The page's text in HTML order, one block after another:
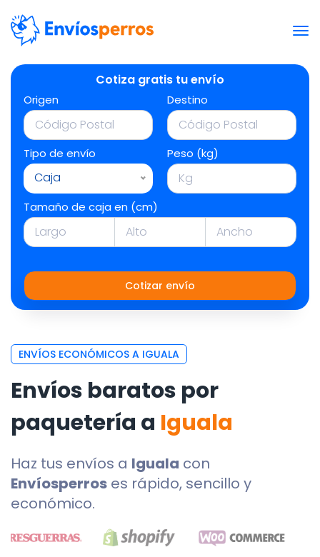
Cotiza gratis tu envío
Origen Destino
Tipo de envío
Caja
Peso (kg)
Tamaño de caja en (cm)
Cotizar envío
ENVÍOS ECONÓMICOS A IGUALA
Envíos baratos por
paquetería a Iguala
Haz tus envíos a Iguala con
Envíosperros es rápido, sencillo y
económico.